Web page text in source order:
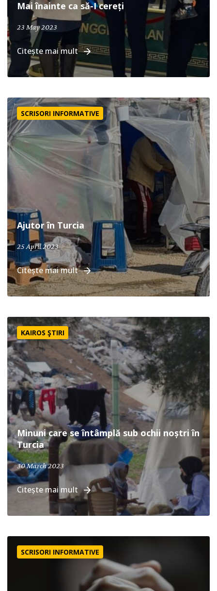
Mai înainte ca să-I cereți
23 May 2023
Citește mai mult
Ajutor în Turcia
Ajutor în Turcia
SCRISORI INFORMATIVE
25 April 2023
Citește mai mult
Minuni care se întâmplă sub ochii noștri în Turcia
Minuni care se întâmplă sub ochii noștri în
Turcia
KAIROS ŞTIRI
30 March 2023
Citește mai mult
SCRISORI INFORMATIVE